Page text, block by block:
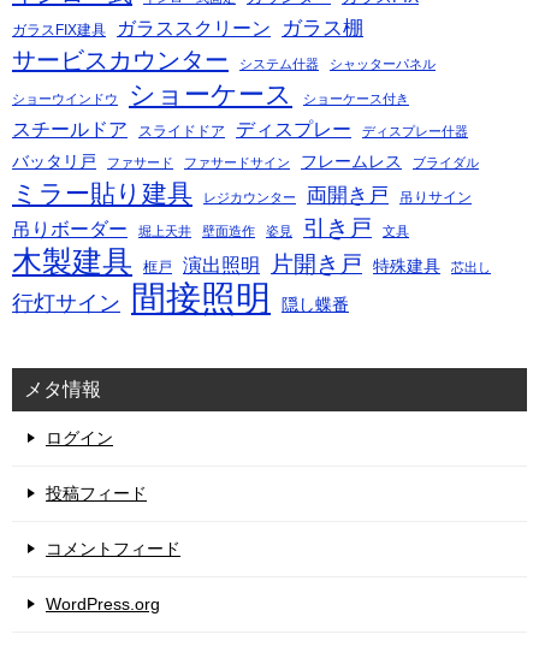
ガラスFIX建具 ガラススクリーン ガラス棚
サービスカウンター システム什器 シャッターパネル
ショーウインドウ ショーケース ショーケース付き
スチールドア スライドドア ディスプレー ディスプレー什器
バッタリ戸 ファサード ファサードサイン フレームレス ブライダル
ミラー貼り建具 レジカウンター 両開き戸 吊りサイン
吊りボーダー 堀上天井 壁面造作 姿見 引き戸 文具
木製建具 框戸 演出照明 片開き戸 特殊建具 芯出し
行灯サイン 間接照明 隠し蝶番
メタ情報
ログイン
投稿フィード
コメントフィード
WordPress.org